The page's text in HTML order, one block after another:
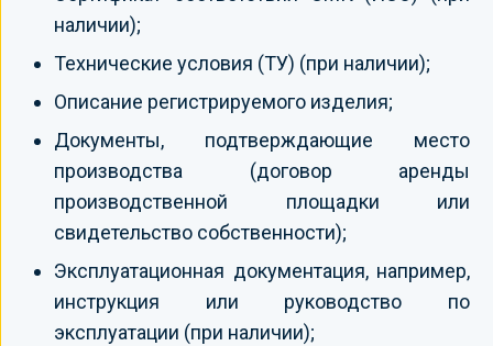
наличии);
Технические условия (ТУ) (при наличии);
Описание регистрируемого изделия;
Документы, подтверждающие место
производства (договор аренды
производственной площадки или
свидетельство собственности);
Эксплуатационная документация, например,
инструкция или руководство по
эксплуатации (при наличии);